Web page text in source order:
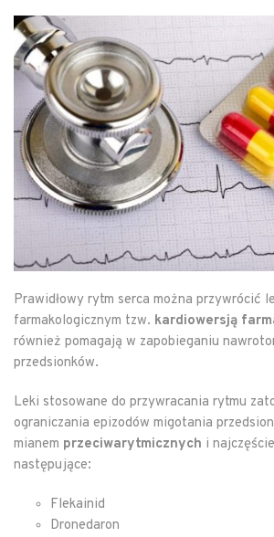
Prawidłowy rytm serca można przywrócić
farmakologicznym tzw. kardiowersją
również pomagają w zapobieganiu
przedsionków.
Leki stosowane do przywracania rytmu
ograniczania epizodów migotania
mianem przeciwarytmicznych i
następujące:
Flekainid
Dronedaron